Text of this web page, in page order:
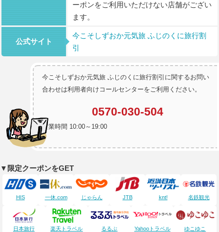
ーポンをご利用いただけない店舗がござい
ます。
公式サイト
今こそしずおか元気旅 ふじのくに旅行割
引
今こそしずおか元気旅 ふじのくに旅行割引に関するお問い
合わせは利用者向けコールセンターをご利用ください。
0570-030-504
営業時間 10:00～19:00
▼限定クーポンをGET
HIS 一休.com じゃらん JTB knt! 名鉄観光
日本旅行 楽天トラベル るるぶ Yahooトラベル ゆこゆこ